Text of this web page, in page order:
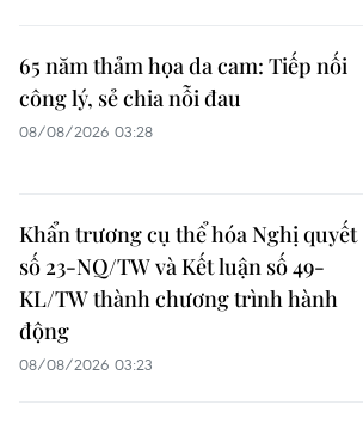
65 năm thảm họa da cam: Tiếp nối
công lý, sẻ chia nỗi đau
08/08/2026 03:28
Khẩn trương cụ thể hóa Nghị quyết
số 23-NQ/TW và Kết luận số 49-
KL/TW thành chương trình hành
động
08/08/2026 03:23